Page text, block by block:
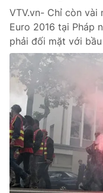
Emagazine
Photo
Video
VTV Money
VTV Sức khoẻ
Thị trường 24h
VTV.vn- Chỉ còn vài
Euro 2016 tại Pháp
phải đối mặt với